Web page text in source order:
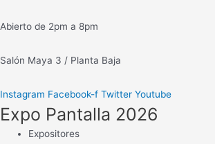
Abierto de 2pm a 8pm
Salón Maya 3 / Planta Baja
Instagram Facebook-f Twitter Youtube
Expo Pantalla 2026
Expositores